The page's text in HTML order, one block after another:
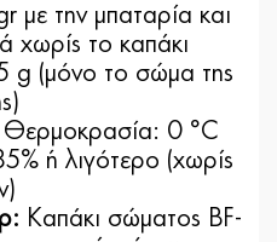
με την μπαταρία και
χωρίς το καπάκι
g (μόνο το σώμα της
Θερμοκρασία: 0 °C
ή λιγότερο (χωρίς
Καπάκι σώματος BF-